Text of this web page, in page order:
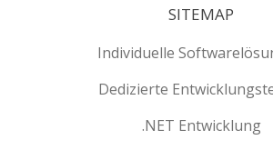
SITEMAP
Individuelle
Dedizierte
.NET Entwicklung